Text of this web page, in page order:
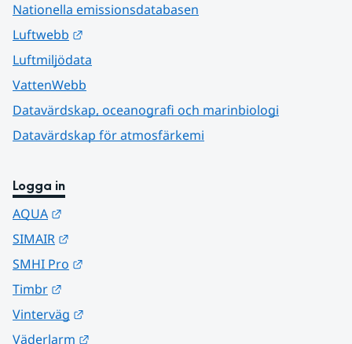
Nationella emissionsdatabasen
Luftwebb
Luftmiljödata
VattenWebb
Datavärdskap, oceanografi och marinbiologi
Datavärdskap för atmosfärkemi
Logga in
AQUA
SIMAIR
SMHI Pro
Timbr
Vinterväg
Väderlarm